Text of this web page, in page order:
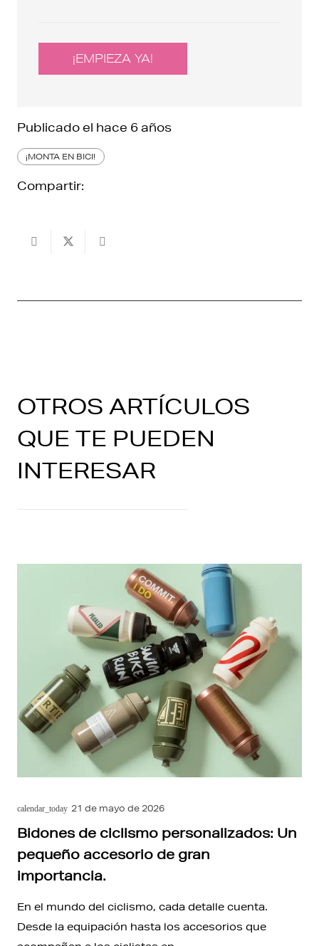
¡EMPIEZA YA!
Publicado el hace 6 años
¡MONTA EN BICI!
Compartir:
OTROS ARTÍCULOS
QUE TE PUEDEN
INTERESAR
calendar_today 21 de mayo de 2026
Bidones de ciclismo personalizados: Un
pequeño accesorio de gran
importancia.
En el mundo del ciclismo, cada detalle cuenta.
Desde la equipación hasta los accesorios que